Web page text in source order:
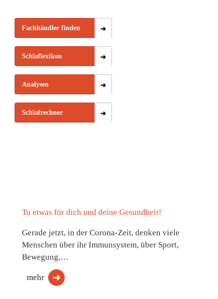
Fachhändler finden
Schlaflexikon
Analysen
Schlafrechner
Tu etwas für dich und deine Gesundheit!
Gerade jetzt, in der Corona-Zeit, denken viele
Menschen über ihr Immunsystem, über Sport,
Bewegung,…
mehr